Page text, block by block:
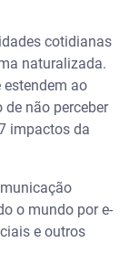
cotidianas
naturalizada.
estendem ao
não perceber
impactos da
o mundo por e-
e outros